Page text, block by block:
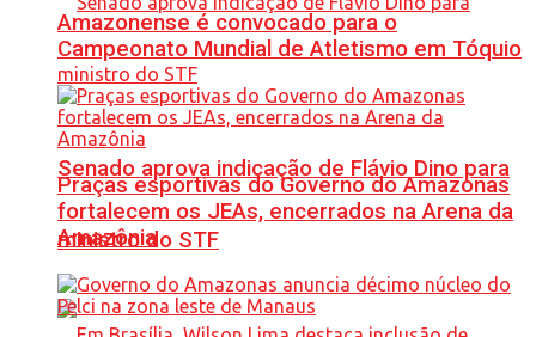
Senado aprova indicação de Flávio Dino para
ministro do STF
Amazonense é convocado para o
Campeonato Mundial de Atletismo em Tóquio
Praças esportivas do Governo do Amazonas
fortalecem os JEAs, encerrados na Arena da
Amazônia